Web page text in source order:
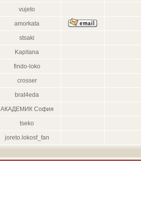
vujeto
amorkata
stsaki
Kapitana
findo-loko
crosser
brat4eda
АКАДЕМИК София
tseko
joreto.lokosf_fan